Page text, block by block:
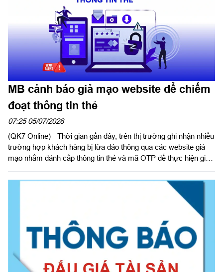
MB cảnh báo giả mạo website để chiếm
đoạt thông tin thẻ
07:25 05/07/2026
(QK7 Online) - Thời gian gần đây, trên thị trường ghi nhận nhiều
trường hợp khách hàng bị lừa đảo thông qua các website giả
mạo nhằm đánh cắp thông tin thẻ và mã OTP để thực hiện giao
giao diện tương tự website của doanh nghiệp, thương hiệu uy
tín hoặc cơ quan nhà nước để tạo lòng tin với khách hàng.